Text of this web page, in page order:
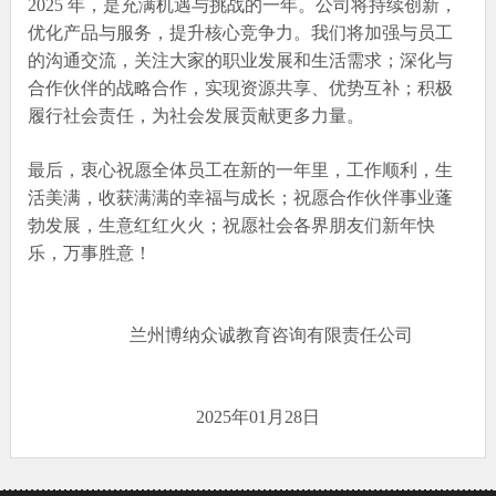
2025 年，是充满机遇与挑战的一年。公司将持续创新，
优化产品与服务，提升核心竞争力。我们将加强与员工
的沟通交流，关注大家的职业发展和生活需求；深化与
合作伙伴的战略合作，实现资源共享、优势互补；积极
履行社会责任，为社会发展贡献更多力量。
最后，衷心祝愿全体员工在新的一年里，工作顺利，生
活美满，收获满满的幸福与成长；祝愿合作伙伴事业蓬
勃发展，生意红红火火；祝愿社会各界朋友们新年快
乐，万事胜意！
兰州博纳众诚教育咨询有限责任公司
2025年01月28日